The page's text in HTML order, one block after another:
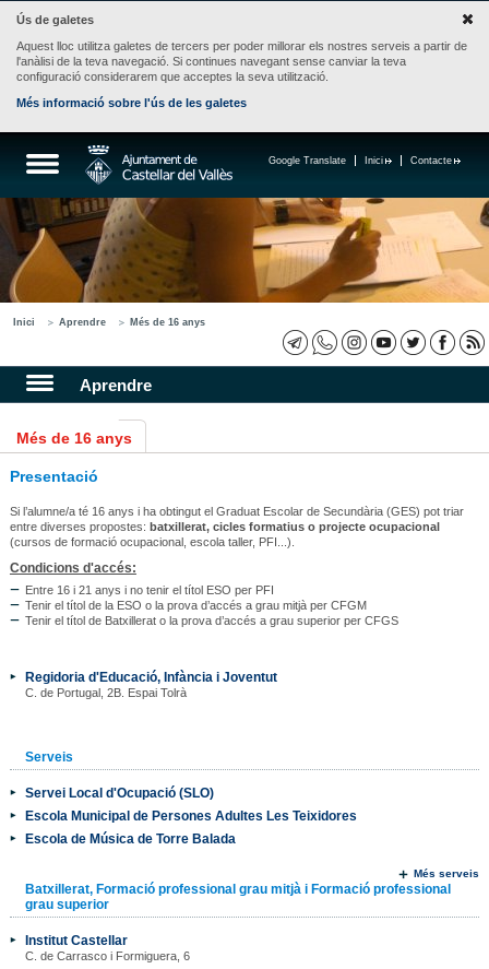
Ús de galetes
Aquest lloc utilitza galetes de tercers per poder millorar els nostres serveis a partir de
l'anàlisi de la teva navegació. Si continues navegant sense canviar la teva
configuració considerarem que acceptes la seva utilització.
Més informació sobre l'ús de les galetes
Contacte
Inici
Google Translate
Inici Aprendre Més de 16 anys
Aprendre
Més de 16 anys
Presentació
Si l’alumne/a té 16 anys i ha obtingut el Graduat Escolar de Secundària (GES) pot triar
entre diverses propostes: batxillerat, cicles formatius o projecte ocupacional
(cursos de formació ocupacional, escola taller, PFI...).
Condicions d'accés:
Entre 16 i 21 anys i no tenir el títol ESO per PFI
Tenir el títol de la ESO o la prova d’accés a grau mitjà per CFGM
Tenir el títol de Batxillerat o la prova d’accés a grau superior per CFGS
Regidoria d'Educació, Infància i Joventut
C. de Portugal, 2B. Espai Tolrà
Serveis
Servei Local d'Ocupació (SLO)
Escola Municipal de Persones Adultes Les Teixidores
Escola de Música de Torre Balada
Més serveis
Batxillerat, Formació professional grau mitjà i Formació professional
grau superior
Institut Castellar
C. de Carrasco i Formiguera, 6